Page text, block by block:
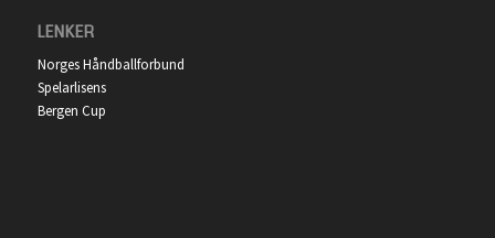
LENKER
Norges Håndballforbund
Spelarlisens
Bergen Cup